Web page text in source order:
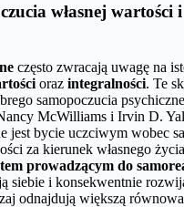
własnej wartości i
często zwracają uwagę na
oraz integralności. Te
samopoczucia
McWilliams i Irvin D.
jest bycie uczciwym wobec
za kierunek własnego
prowadzącym do
siebie i konsekwentnie
odnajdują większą